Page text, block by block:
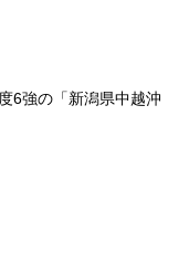
6強の「新潟県中越沖